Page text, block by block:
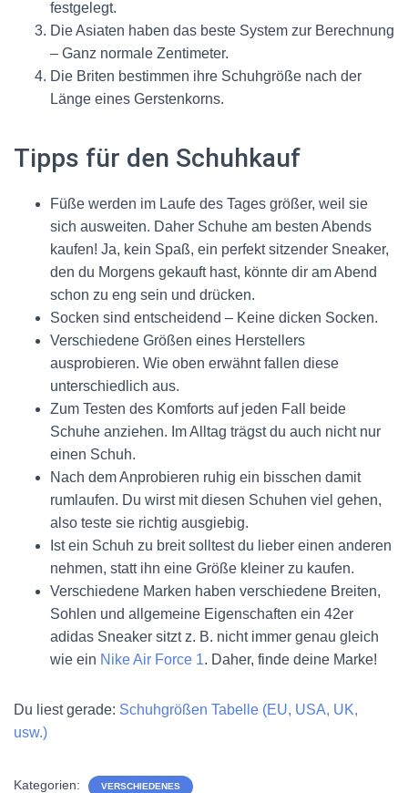
festgelegt.
Die Asiaten haben das beste System zur Berechnung
– Ganz normale Zentimeter.
Die Briten bestimmen ihre Schuhgröße nach der
Länge eines Gerstenkorns.
Tipps für den Schuhkauf
Füße werden im Laufe des Tages größer, weil sie
sich ausweiten. Daher Schuhe am besten Abends
kaufen! Ja, kein Spaß, ein perfekt sitzender Sneaker,
den du Morgens gekauft hast, könnte dir am Abend
schon zu eng sein und drücken.
Socken sind entscheidend – Keine dicken Socken.
Verschiedene Größen eines Herstellers
ausprobieren. Wie oben erwähnt fallen diese
unterschiedlich aus.
Zum Testen des Komforts auf jeden Fall beide
Schuhe anziehen. Im Alltag trägst du auch nicht nur
einen Schuh.
Nach dem Anprobieren ruhig ein bisschen damit
rumlaufen. Du wirst mit diesen Schuhen viel gehen,
also teste sie richtig ausgiebig.
Ist ein Schuh zu breit solltest du lieber einen anderen
nehmen, statt ihn eine Größe kleiner zu kaufen.
Verschiedene Marken haben verschiedene Breiten,
Sohlen und allgemeine Eigenschaften ein 42er
adidas Sneaker sitzt z. B. nicht immer genau gleich
wie ein Nike Air Force 1. Daher, finde deine Marke!
Du liest gerade: Schuhgrößen Tabelle (EU, USA, UK,
usw.)
Kategorien: VERSCHIEDENES